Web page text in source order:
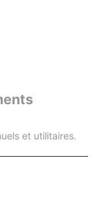
et utilitaires.